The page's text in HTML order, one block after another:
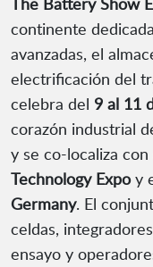
continente
avanzadas, el
electrificación del
celebra del 9 al 11
corazón industrial
y se co-localiza con
Technology Expoy
Germany. El
celdas,
ensayo y